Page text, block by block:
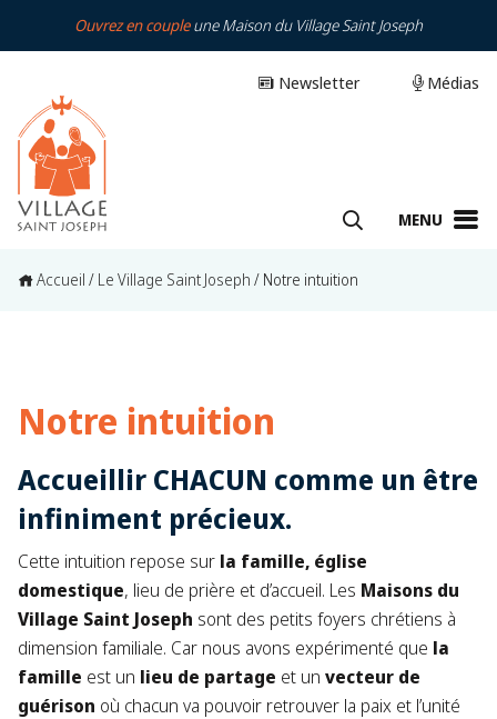
Ouvrez en coupleune Maison du Village Saint Joseph
Newsletter Médias
MENU
Accueil / Le Village Saint Joseph / Notre intuition
Notre intuition
Accueillir CHACUN comme un être
infiniment précieux.
Cette intuition repose sur la famille, église
domestique, lieu de prière et d’accueil. Les Maisons du
Village Saint Joseph sont des petits foyers chrétiens à
dimension familiale. Car nous avons expérimenté que la
famille est un lieu de partage et un vecteur de
guérison où chacun va pouvoir retrouver la paix et l’unité